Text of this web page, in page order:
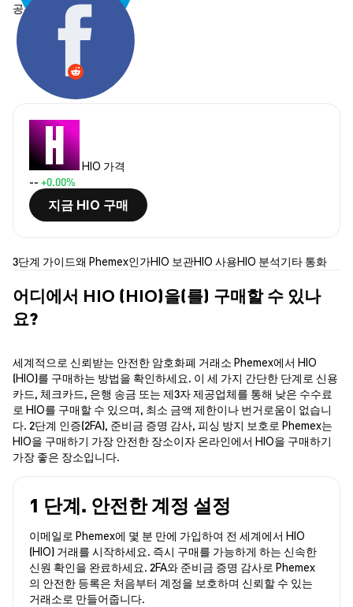
공유하기:
HIO 가격
-- +0.00%
지금 HIO 구매
3단계 가이드왜 Phemex인가HIO 보관HIO 사용HIO 분석기타 통화
어디에서 HIO (HIO)을(를) 구매할 수 있나
요?
세계적으로 신뢰받는 안전한 암호화폐 거래소 Phemex에서 HIO
(HIO)를 구매하는 방법을 확인하세요. 이 세 가지 간단한 단계로 신용
카드, 체크카드, 은행 송금 또는 제3자 제공업체를 통해 낮은 수수료
로 HIO를 구매할 수 있으며, 최소 금액 제한이나 번거로움이 없습니
다. 2단계 인증(2FA), 준비금 증명 감사, 피싱 방지 보호로 Phemex는
HIO을 구매하기 가장 안전한 장소이자 온라인에서 HIO을 구매하기
가장 좋은 장소입니다.
1 단계. 안전한 계정 설정
이메일로 Phemex에 몇 분 만에 가입하여 전 세계에서 HIO
(HIO) 거래를 시작하세요. 즉시 구매를 가능하게 하는 신속한
신원 확인을 완료하세요. 2FA와 준비금 증명 감사로 Phemex
의 안전한 등록은 처음부터 계정을 보호하며 신뢰할 수 있는
거래소로 만들어줍니다.